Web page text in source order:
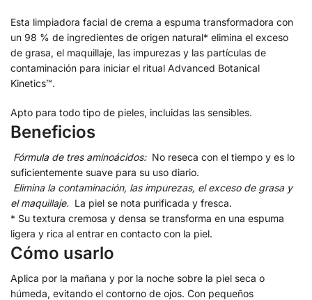
Esta limpiadora facial de crema a espuma transformadora con
un 98 % de ingredientes de origen natural* elimina el exceso
de grasa, el maquillaje, las impurezas y las partículas de
contaminación para iniciar el ritual Advanced Botanical
Kinetics™.
Apto para todo tipo de pieles, incluidas las sensibles.
Beneficios
Fórmula de tres aminoácidos: No reseca con el tiempo y es lo
suficientemente suave para su uso diario.
Elimina la contaminación, las impurezas, el exceso de grasa y
el maquillaje. La piel se nota purificada y fresca.
* Su textura cremosa y densa se transforma en una espuma
ligera y rica al entrar en contacto con la piel.
Cómo usarlo
Aplica por la mañana y por la noche sobre la piel seca o
húmeda, evitando el contorno de ojos. Con pequeños